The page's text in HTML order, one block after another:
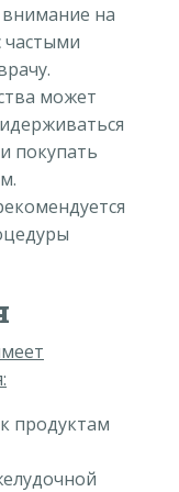
на
частыми
может
покупать
продуктам